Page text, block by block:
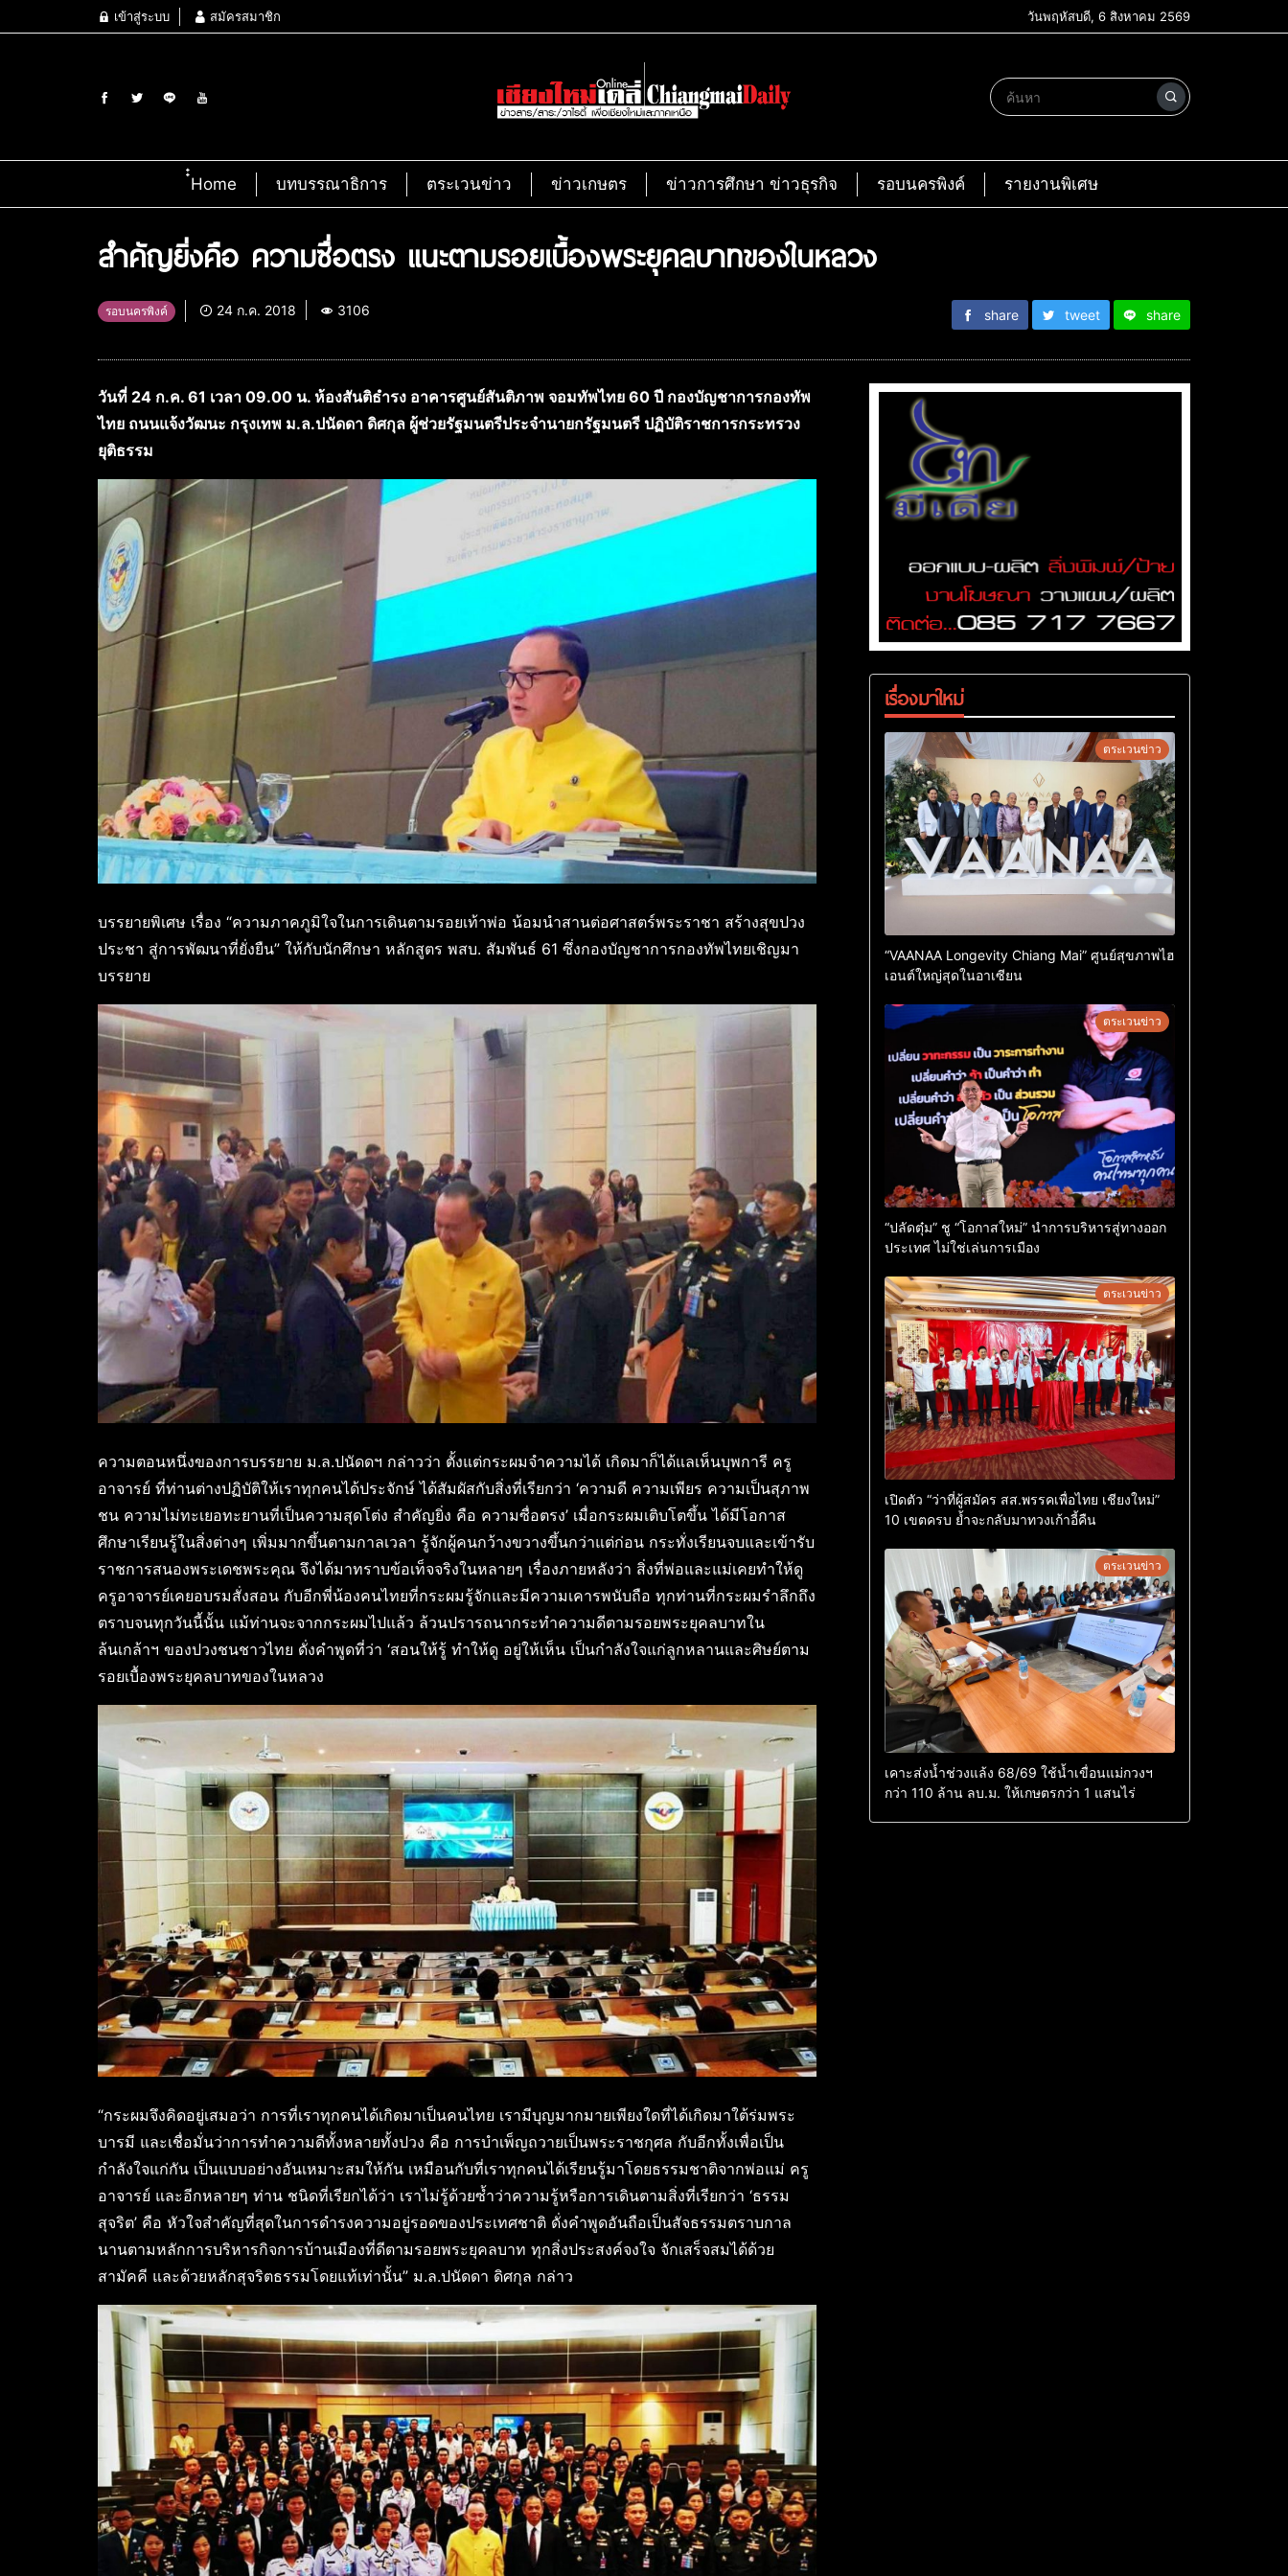
เข้าสู่ระบบ สมัครสมาชิก วันพฤหัสบดี, 6 สิงหาคม 2569
๋๋Home บทบรรณาธิการ ตระเวนข่าว ข่าวเกษตร ข่าวการศึกษา ข่าวธุรกิจ รอบนครพิงค์ รายงานพิเศษ
สำคัญยิ่งคือ ความซื่อตรง แนะตามรอยเบื้องพระยุคลบาทของในหลวง
รอบนครพิงค์ 24 ก.ค. 2018 3106 share tweet share
วันที่ 24 ก.ค. 61 เวลา 09.00 น. ห้องสันติธำรง อาคารศูนย์สันติภาพ จอมทัพไทย 60 ปี กองบัญชาการกองทัพ
ไทย ถนนแจ้งวัฒนะ กรุงเทพ ม.ล.ปนัดดา ดิศกุล ผู้ช่วยรัฐมนตรีประจำนายกรัฐมนตรี ปฏิบัติราชการกระทรวง
ยุติธรรม
บรรยายพิเศษ เรื่อง “ความภาคภูมิใจในการเดินตามรอยเท้าพ่อ น้อมนำสานต่อศาสตร์พระราชา สร้างสุขปวง
ประชา สู่การพัฒนาที่ยั่งยืน” ให้กับนักศึกษา หลักสูตร พสบ. สัมพันธ์ 61 ซึ่งกองบัญชาการกองทัพไทยเชิญมา
บรรยาย
ความตอนหนึ่งของการบรรยาย ม.ล.ปนัดดฯ กล่าวว่า ตั้งแต่กระผมจำความได้ เกิดมาก็ได้แลเห็นบุพการี ครู
อาจารย์ ที่ท่านต่างปฏิบัติให้เราทุกคนได้ประจักษ์ ได้สัมผัสกับสิ่งที่เรียกว่า ‘ความดี ความเพียร ความเป็นสุภาพ
ชน ความไม่ทะเยอทะยานที่เป็นความสุดโต่ง สำคัญยิ่ง คือ ความซื่อตรง’ เมื่อกระผมเติบโตขึ้น ได้มีโอกาส
ศึกษาเรียนรู้ในสิ่งต่างๆ เพิ่มมากขึ้นตามกาลเวลา รู้จักผู้คนกว้างขวางขึ้นกว่าแต่ก่อน กระทั่งเรียนจบและเข้ารับ
ราชการสนองพระเดชพระคุณ จึงได้มาทราบข้อเท็จจริงในหลายๆ เรื่องภายหลังว่า สิ่งที่พ่อและแม่เคยทำให้ดู
ครูอาจารย์เคยอบรมสั่งสอน กับอีกพี่น้องคนไทยที่กระผมรู้จักและมีความเคารพนับถือ ทุกท่านที่กระผมรำลึกถึง
ตราบจนทุกวันนี้นั้น แม้ท่านจะจากกระผมไปแล้ว ล้วนปรารถนากระทำความดีตามรอยพระยุคลบาทใน
ล้นเกล้าฯ ของปวงชนชาวไทย ดั่งคำพูดที่ว่า ‘สอนให้รู้ ทำให้ดู อยู่ให้เห็น เป็นกำลังใจแก่ลูกหลานและศิษย์ตาม
รอยเบื้องพระยุคลบาทของในหลวง
“กระผมจึงคิดอยู่เสมอว่า การที่เราทุกคนได้เกิดมาเป็นคนไทย เรามีบุญมากมายเพียงใดที่ได้เกิดมาใต้ร่มพระ
บารมี และเชื่อมั่นว่าการทำความดีทั้งหลายทั้งปวง คือ การบำเพ็ญถวายเป็นพระราชกุศล กับอีกทั้งเพื่อเป็น
กำลังใจแก่กัน เป็นแบบอย่างอันเหมาะสมให้กัน เหมือนกับที่เราทุกคนได้เรียนรู้มาโดยธรรมชาติจากพ่อแม่ ครู
อาจารย์ และอีกหลายๆ ท่าน ชนิดที่เรียกได้ว่า เราไม่รู้ด้วยซ้ำว่าความรู้หรือการเดินตามสิ่งที่เรียกว่า ‘ธรรม
สุจริต’ คือ หัวใจสำคัญที่สุดในการดำรงความอยู่รอดของประเทศชาติ ดั่งคำพูดอันถือเป็นสัจธรรมตราบกาล
นานตามหลักการบริหารกิจการบ้านเมืองที่ดีตามรอยพระยุคลบาท ทุกสิ่งประสงค์จงใจ จักเสร็จสมได้ด้วย
สามัคคี และด้วยหลักสุจริตธรรมโดยแท้เท่านั้น” ม.ล.ปนัดดา ดิศกุล กล่าว
เรื่องมาใหม่
ตระเวนข่าว
“VAANAA Longevity Chiang Mai” ศูนย์สุขภาพไฮ
เอนต์ใหญ่สุดในอาเซียน
ตระเวนข่าว
“ปลัดตุ๋ม” ชู “โอกาสใหม่” นำการบริหารสู่ทางออก
ประเทศ ไม่ใช่เล่นการเมือง
ตระเวนข่าว
เปิดตัว “ว่าที่ผู้สมัคร สส.พรรคเพื่อไทย เชียงใหม่”
10 เขตครบ ย้ำจะกลับมาทวงเก้าอี้คืน
ตระเวนข่าว
เคาะส่งน้ำช่วงแล้ง 68/69 ใช้น้ำเขื่อนแม่กวงฯ
กว่า 110 ล้าน ลบ.ม. ให้เกษตรกว่า 1 แสนไร่